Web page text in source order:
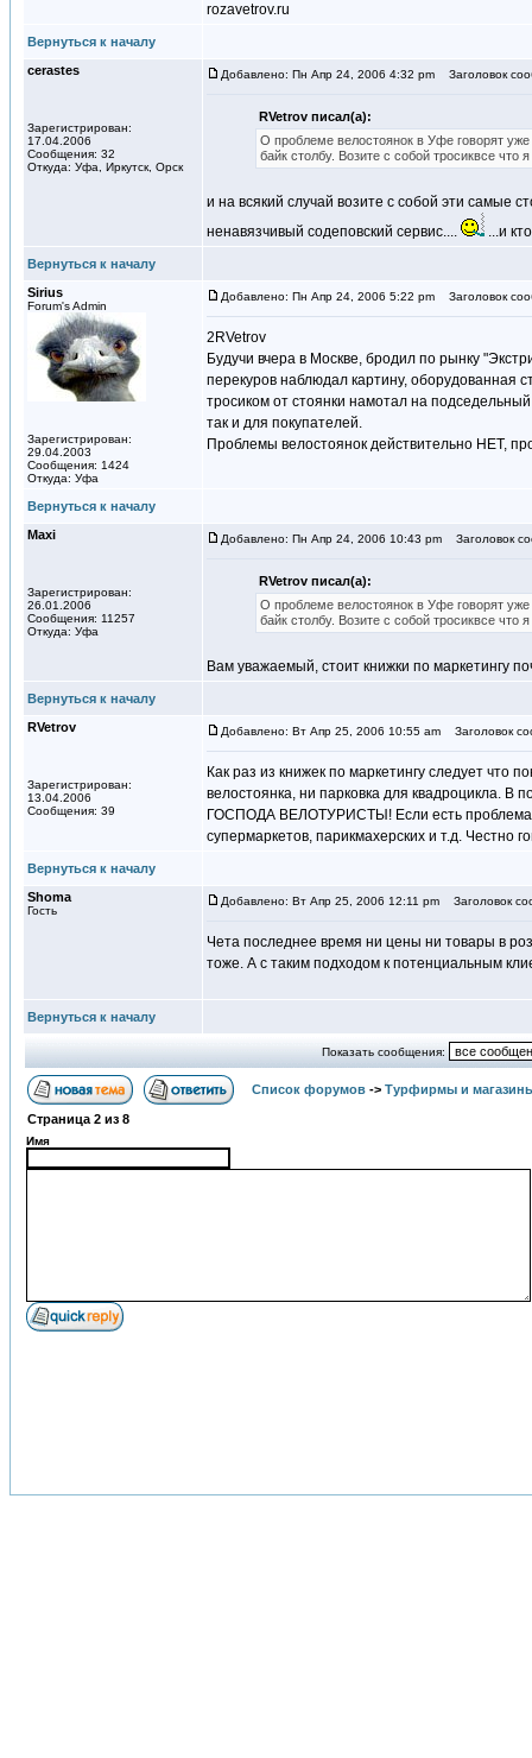
rozavetrov.ru
Вернуться к началу
cerastes
Зарегистрирован:
17.04.2006
Сообщения: 32
Откуда: Уфа, Иркутск, Орск
Добавлено: Пн Апр 24, 2006 4:32 pm Заголовок
RVetrov писал(а):
О проблеме велостоянок в Уфе говорят
байк столбу. Возите с собой тросиквсе
и на всякий случай возите с собой эти самые
ненавязчивый содеповский сервис....
...и
Вернуться к началу
Sirius
Forum's Admin
Зарегистрирован:
29.04.2003
Сообщения: 1424
Откуда: Уфа
Добавлено: Пн Апр 24, 2006 5:22 pm Заголовок
2RVetrov
Будучи вчера в Москве, бродил по рынку
перекуров наблюдал картину, оборудованная
тросиком от стоянки намотал на
так и для покупателей.
Проблемы велостоянок действительно НЕТ,
Вернуться к началу
Maxi
Зарегистрирован:
26.01.2006
Сообщения: 11257
Откуда: Уфа
Добавлено: Пн Апр 24, 2006 10:43 pm Заголовок
RVetrov писал(а):
О проблеме велостоянок в Уфе говорят
байк столбу. Возите с собой тросиквсе
Вам уважаемый, стоит книжки по маркетингу
Вернуться к началу
RVetrov
Зарегистрирован:
13.04.2006
Сообщения: 39
Добавлено: Вт Апр 25, 2006 10:55 am Заголовок
Как раз из книжек по маркетингу следует что
велостоянка, ни парковка для квадроцикла. В
ГОСПОДА ВЕЛОТУРИСТЫ! Если есть проблема
супермаркетов, парикмахерских и т.д. Честно
Вернуться к началу
Shoma
Гость
Добавлено: Вт Апр 25, 2006 12:11 pm Заголовок
Чета последнее время ни цены ни товары в
тоже. А с таким подходом к потенциальным
Вернуться к началу
Показать сообщения:
Список форумов -> Турфирмы и
Страница 2 из 8
Имя